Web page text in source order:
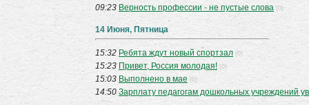
09:23 Верность профессии - не пустые слова (0)
14 Июня, Пятница
15:32 Ребята ждут новый спортзал (0)
15:23 Привет, Россия молодая! (0)
15:03 Выполнено в мае (0)
14:50 Зарплату педагогам дошкольных учреждений